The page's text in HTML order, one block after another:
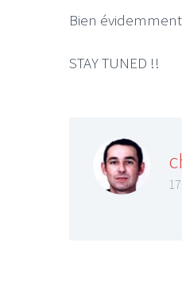
Bien
STAY TUNED !!